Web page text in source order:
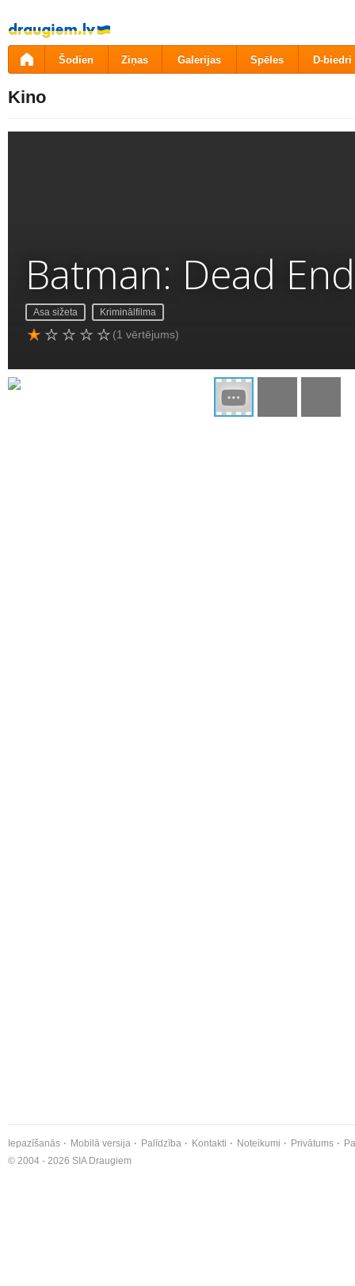
Pāriet
uz
saturu
Šodien Ziņas Galerijas Spēles D-biedri
Kino
Batman: Dead End
Asa sižeta Kriminālfilma
(1 vērtējums)
Iepazīšanās Mobilā versija Palīdzība Kontakti Noteikumi Privātums
© 2004 - 2026 SIA Draugiem